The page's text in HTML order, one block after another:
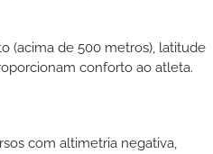
(acima de 500 metros), latitude
conforto ao atleta.
com altimetria negativa,